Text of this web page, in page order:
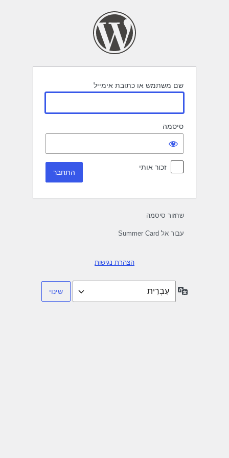
שם משתמש או כתובת אימייל
סיסמה
זכור אותי
שחזור סיסמה
עבור אל Summer Card
הצהרת נגישות
שפה